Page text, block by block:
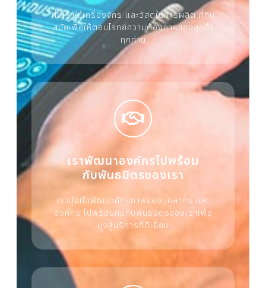
ที่นี่เราใช้เครื่องจักร และวัสดุในการผลิต ที่ทัน
สมัยเพื่อให้ตอบโจทย์ความต้องการของลูกค้า
ทุกท่าน
เราพัฒนาองค์กรไปพร้อม
กับพันธมิตรของเรา
เรามุ่งมั่นพัฒนาศักยภาพของบุคลากร และ
องค์กร ไปพร้อมกันกับพันธมิตรของเราเพื่อ
มุ่งสู่บริการที่ดีเยี่ยม